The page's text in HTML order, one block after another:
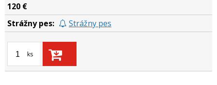
120 €
Strážny pes
ks